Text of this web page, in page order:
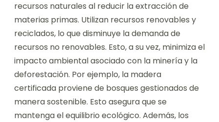
recursos naturales al reducir la extracción de
materias primas. Utilizan recursos renovables y
reciclados, lo que disminuye la demanda de
recursos no renovables. Esto, a su vez, minimiza el
impacto ambiental asociado con la minería y la
deforestación. Por ejemplo, la madera
certificada proviene de bosques gestionados de
manera sostenible. Esto asegura que se
mantenga el equilibrio ecológico. Además, los